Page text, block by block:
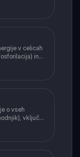
funkcije.
v celicah
in
energijo
o vseh
vključno
Past